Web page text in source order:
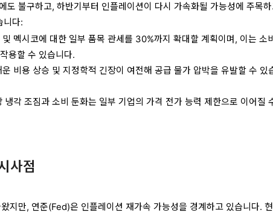
도 불구하고, 하반기부터 인플레이션이 다시 가속화될 가능성에 주목하
니다:
멕시코에 대한 일부 품목 관세를 30%까지 확대할 계획이며, 이는 소
용할 수 있습니다.
비용 상승 및 지정학적 긴장이 여전해 공급 물가 압박을 유발할 수 있
냉각 조짐과 소비 둔화는 일부 기업의 가격 전가 능력 제한으로 이어질
사점
지만, 연준(Fed)은 인플레이션 재가속 가능성을 경계하고 있습니다.